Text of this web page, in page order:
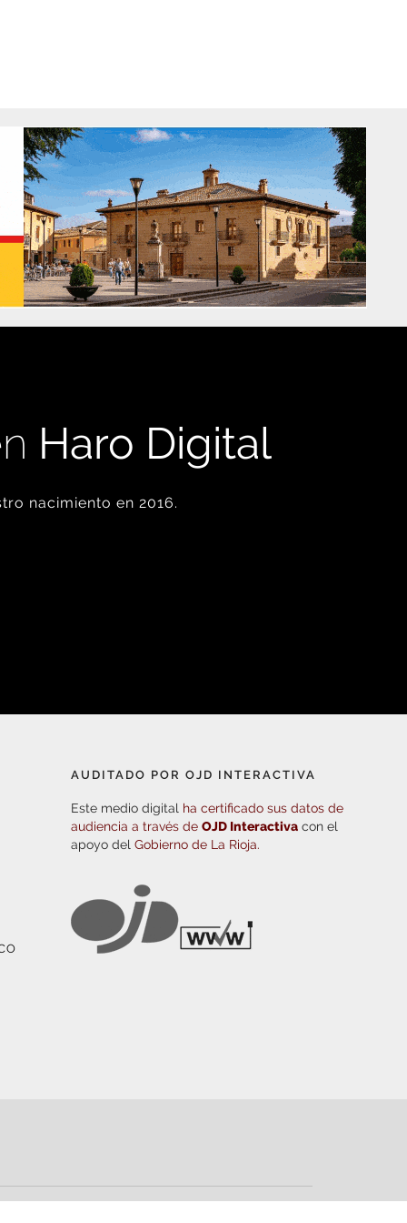
Haro Digital
nacimiento en 2016.
AUDITADO POR OJD INTERACTIVA
Este medio digital ha certificado sus datos de
audiencia a través deOJD Interactiva con el
apoyo delGobierno de La Rioja.